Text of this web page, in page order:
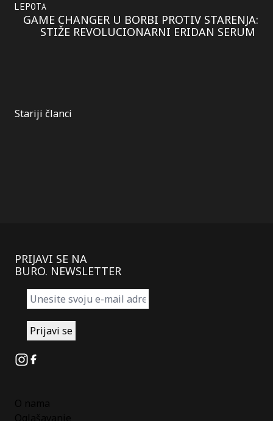
LEPOTA
GAME CHANGER U BORBI PROTIV STARENJA:
STIŽE REVOLUCIONARNI ERIDAN SERUM
Kretanje
Stariji članci
PRIJAVI SE NA
BURO. NEWSLETTER
Instagram
Facebook